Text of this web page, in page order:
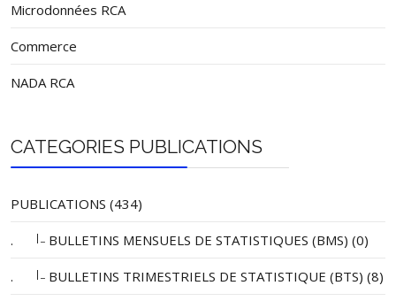
Microdonnées RCA
Commerce
NADA RCA
CATEGORIES PUBLICATIONS
PUBLICATIONS (434)
. |_ BULLETINS MENSUELS DE STATISTIQUES (BMS) (0)
. |_ BULLETINS TRIMESTRIELS DE STATISTIQUE (BTS) (8)